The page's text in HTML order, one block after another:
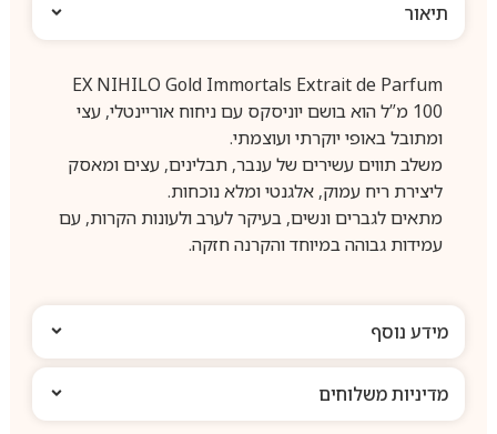
תיאור
EX NIHILO Gold Immortals Extrait de Parfum
100 מ”ל הוא בושם יוניסקס עם ניחוח אוריינטלי, עצי
ומתובל באופי יוקרתי ועוצמתי.
משלב תווים עשירים של ענבר, תבלינים, עצים ומאסק
ליצירת ריח עמוק, אלגנטי ומלא נוכחות.
מתאים לגברים ונשים, בעיקר לערב ולעונות הקרות, עם
עמידות גבוהה במיוחד והקרנה חזקה.
מידע נוסף
מדיניות משלוחים